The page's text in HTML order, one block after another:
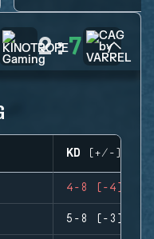
2:7
KD (+/-)
4-8 (-4)
5-8 (-3)